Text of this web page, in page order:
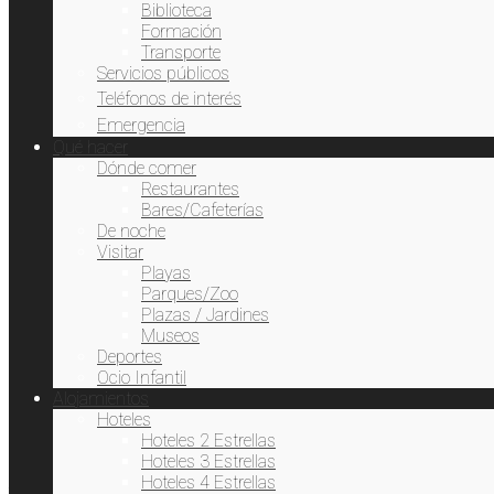
Biblioteca
Formación
Transporte
Servicios públicos
Teléfonos de interés
Emergencia
Qué hacer
Dónde comer
Restaurantes
Bares/Cafeterías
De noche
Visitar
Playas
Parques/Zoo
Plazas / Jardines
Museos
Deportes
Ocio Infantil
Alojamientos
Hoteles
Hoteles 2 Estrellas
Hoteles 3 Estrellas
Hoteles 4 Estrellas
This website uses cookies to improve your experience. We'll
assume you're ok with this, but you can opt-out if you wish.
Cookie settings
ACCEPT
Privacy Overview
This website uses cookies to improve your experience while
you navigate through the website. Out of these, the cookies
that are categorized as necessary are stored on your browser
as they are essential for the working of basic functionalities
of the website. We also use third-party cookies that help us
analyze and understand how you use this website. These
cookies will be stored in your browser only with your consent.